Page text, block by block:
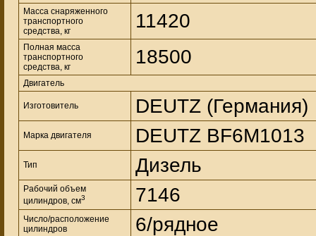
Масса снаряженного
транспортного
средства, кг
11420
Полная масса
транспортного
средства, кг
18500
Двигатель
Изготовитель DEUTZ (Германия)
Марка двигателя DEUTZ BF6M1013
Тип Дизель
Рабочий объем
цилиндров, см3 7146
Число/расположение
цилиндров
6/рядное